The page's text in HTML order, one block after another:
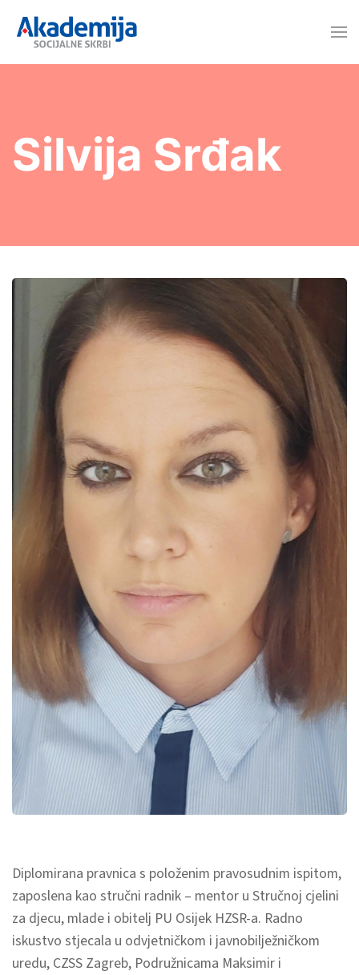
Silvija Srđak
Diplomirana pravnica s položenim pravosudnim ispitom,
zaposlena kao stručni radnik – mentor u Stručnoj cjelini
za djecu, mlade i obitelj PU Osijek HZSR-a. Radno
iskustvo stjecala u odvjetničkom i javnobilježničkom
uredu, CZSS Zagreb, Podružnicama Maksimir i